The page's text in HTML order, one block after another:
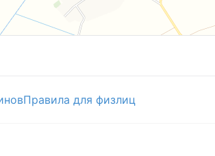
Правила для физлиц